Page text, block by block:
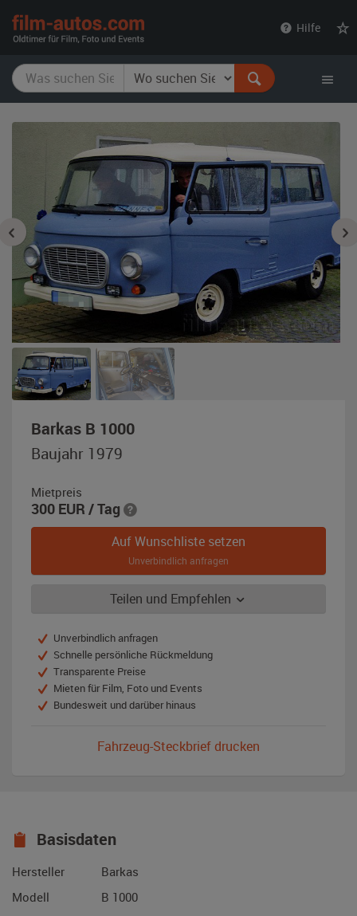
Hilfe
Barkas B 1000,
/
elfenbein
(Zweifarblack)
Baujahr 1979
Mietpreis
300 EUR / Tag
Auf Wunschliste setzen
Unverbindlich anfragen
Teilen und Empfehlen
Unverbindlich anfragen
Schnelle persönliche Rückmeldung
Transparente Preise
Mieten für Film, Foto und Events
Bundesweit und darüber hinaus
Fahrzeug-Steckbrief drucken
Basisdaten
Hersteller
Barkas
Modell
B 1000